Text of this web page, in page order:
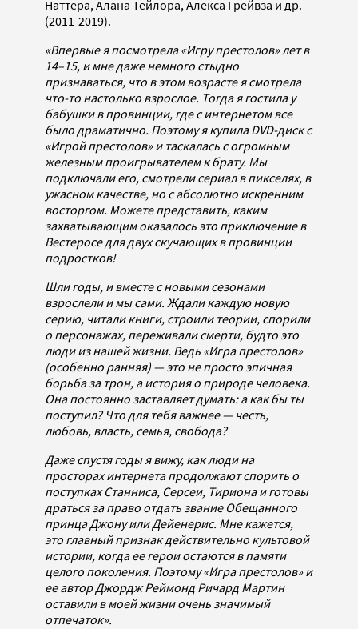
Наттера, Алана Тейлора, Алекса Грейвза и др.
(2011-2019).
«Впервые я посмотрела «Игру престолов» лет в
14–15, и мне даже немного стыдно
признаваться, что в этом возрасте я смотрела
что-то настолько взрослое. Тогда я гостила у
бабушки в провинции, где с интернетом все
было драматично. Поэтому я купила DVD-диск с
«Игрой престолов» и таскалась с огромным
железным проигрывателем к брату. Мы
подключали его, смотрели сериал в пикселях, в
ужасном качестве, но с абсолютно искренним
восторгом. Можете представить, каким
захватывающим оказалось это приключение в
Вестеросе для двух скучающих в провинции
подростков!
Шли годы, и вместе с новыми сезонами
взрослели и мы сами. Ждали каждую новую
серию, читали книги, строили теории, спорили
о персонажах, переживали смерти, будто это
люди из нашей жизни. Ведь «Игра престолов»
(особенно ранняя) — это не просто эпичная
борьба за трон, а история о природе человека.
Она постоянно заставляет думать: а как бы ты
поступил? Что для тебя важнее — честь,
любовь, власть, семья, свобода?
Даже спустя годы я вижу, как люди на
просторах интернета продолжают спорить о
поступках Станниса, Серсеи, Тириона и готовы
драться за право отдать звание Обещанного
принца Джону или Дейенерис. Мне кажется,
это главный признак действительно культовой
истории, когда ее герои остаются в памяти
целого поколения. Поэтому «Игра престолов» и
ее автор Джордж Реймонд Ричард Мартин
оставили в моей жизни очень значимый
отпечаток».